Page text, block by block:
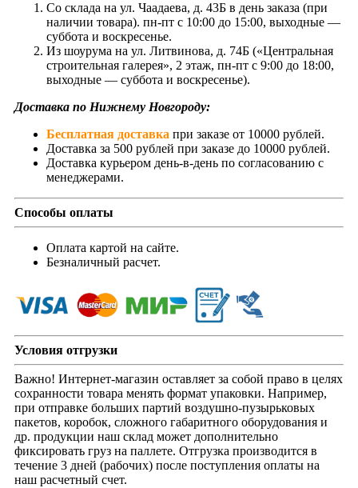
Со склада на ул. Чаадаева, д. 43Б в день заказа (при
наличии товара). пн-пт с 10:00 до 15:00, выходные —
суббота и воскресенье.
Из шоурума на ул. Литвинова, д. 74Б («Центральная
строительная галерея», 2 этаж, пн-пт с 9:00 до 18:00,
выходные — суббота и воскресенье).
Доставка по Нижнему Новгороду:
Бесплатная доставка при заказе от 10000 рублей.
Доставка за 500 рублей при заказе до 10000 рублей.
Доставка курьером день-в-день по согласованию с
менеджерами.
Способы оплаты
Оплата картой на сайте.
Безналичный расчет.
Условия отгрузки
Важно! Интернет-магазин оставляет за собой право в целях
сохранности товара менять формат упаковки. Например,
при отправке больших партий воздушно-пузырьковых
пакетов, коробок, сложного габаритного оборудования и
др. продукции наш склад может дополнительно
фиксировать груз на паллете. Отгрузка производится в
течение 3 дней (рабочих) после поступления оплаты на
наш расчетный счет.